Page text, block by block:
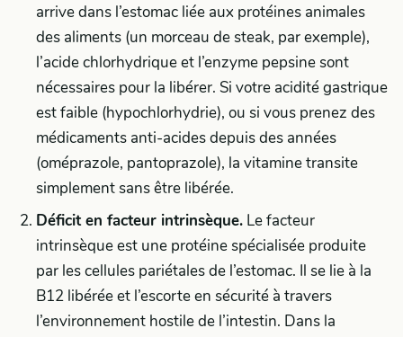
arrive dans l’estomac liée aux protéines animales
des aliments (un morceau de steak, par exemple),
l’acide chlorhydrique et l’enzyme pepsine sont
nécessaires pour la libérer. Si votre acidité gastrique
est faible (hypochlorhydrie), ou si vous prenez des
médicaments anti-acides depuis des années
(oméprazole, pantoprazole), la vitamine transite
simplement sans être libérée.
Déficit en facteur intrinsèque. Le facteur
intrinsèque est une protéine spécialisée produite
par les cellules pariétales de l’estomac. Il se lie à la
B12 libérée et l’escorte en sécurité à travers
l’environnement hostile de l’intestin. Dans la